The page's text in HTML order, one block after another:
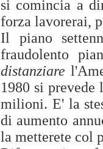
si comincia a
forza lavorerai,
Il piano
fraudolento
distanziare
1980 si prevede
milioni. E' la
di aumento
la metterete col